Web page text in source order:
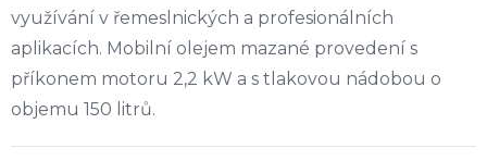
využívání v řemeslnických a profesionálních
aplikacích. Mobilní olejem mazané provedení s
příkonem motoru 2,2 kW a s tlakovou nádobou o
objemu 150 litrů.